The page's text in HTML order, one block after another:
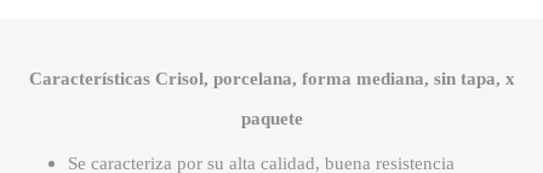
Características Crisol, porcelana, forma mediana, sin tapa, x
paquete
Se caracteriza por su alta calidad, buena resistencia